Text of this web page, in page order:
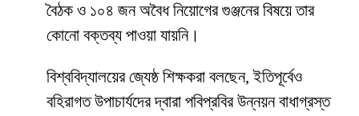
বৈঠক ও ১০৪ জন অবৈধ নিয়োগের গুঞ্জনের বিষয়ে তার
কোনো বক্তব্য পাওয়া যায়নি।
​বিশ্ববিদ্যালয়ের জ্যেষ্ঠ শিক্ষকরা বলছেন, ইতিপূর্বেও
বহিরাগত উপাচার্যদের দ্বারা পবিপ্রবির উন্নয়ন বাধাগ্রস্ত